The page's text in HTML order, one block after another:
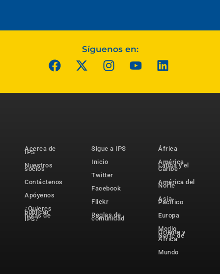
Síguenos en:
Acerca de
IPS
Nuestros
socios
Contáctenos
Apóyenos
¿Quieres
publicar
notas de
IPS?
Sigue a IPS
Inicio
Twitter
Facebook
Flickr
Reglas de
comunidad
África
América
Latina y el
Caribe
América del
Norte
Asia-
Pacífico
Europa
Medio
Oriente y
Norte de
África
Mundo